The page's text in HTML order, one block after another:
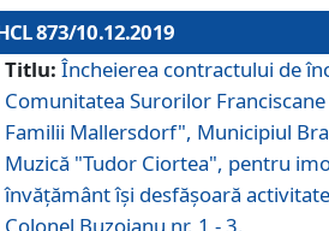
873/10.12.2019
Titlu: Încheierea contractului de
Comunitatea Surorilor
Familii Mallersdorf", Municipiul
Muzică "Tudor Ciortea", pentru
învățământ îşi desfăşoară